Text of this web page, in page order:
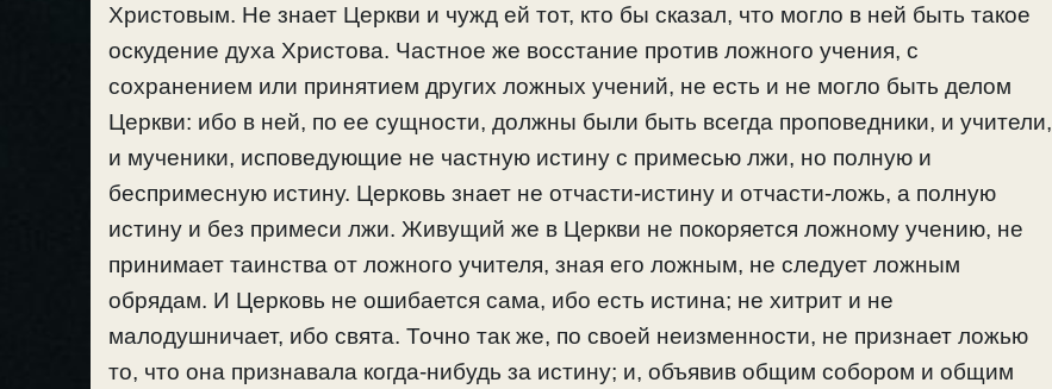
Христовым. Не знает Церкви и чужд ей тот, кто бы сказал, что могло в ней быть такое
оскудение духа Христова. Частное же восстание против ложного учения, с
сохранением или принятием других ложных учений, не есть и не могло быть делом
Церкви: ибо в ней, по ее сущности, должны были быть всегда проповедники, и учители,
и мученики, исповедующие не частную истину с примесью лжи, но полную и
беспримесную истину. Церковь знает не отчасти-истину и отчасти-ложь, а полную
истину и без примеси лжи. Живущий же в Церкви не покоряется ложному учению, не
принимает таинства от ложного учителя, зная его ложным, не следует ложным
обрядам. И Церковь не ошибается сама, ибо есть истина; не хитрит и не
малодушничает, ибо свята. Точно так же, по своей неизменности, не признает ложью
то, что она признавала когда-нибудь за истину; и, объявив общим собором и общим